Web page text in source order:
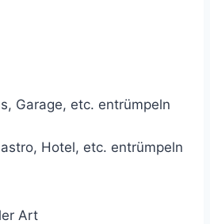
Garage, etc. entrümpeln
Hotel, etc. entrümpeln
Art